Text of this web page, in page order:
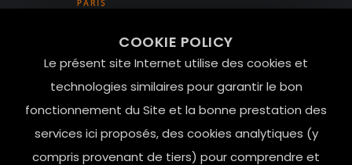
COOKIE POLICY
Le présent site Internet utilise des cookies et
technologies similaires pour garantir le bon
fonctionnement du Site et la bonne prestation des
services ici proposés, des cookies analytiques (y
compris provenant de tiers) pour comprendre et
Le Marais, 75004 Paris
contact@mesindesgalantes.com
01.42.72.42.51